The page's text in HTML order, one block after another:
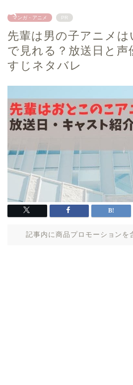
マンガ・アニメ PR
先輩は男の子アニメは
で見れる？放送日と声
すじネタバレ
記事内に商品プロモーションを